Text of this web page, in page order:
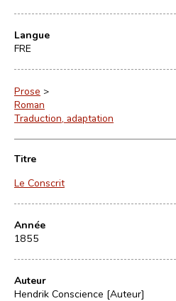
Langue
FRE
Prose >
Roman
Traduction, adaptation
Titre
Le Conscrit
Année
1855
Auteur
Hendrik Conscience [Auteur]